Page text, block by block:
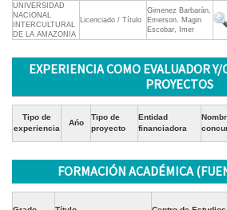
UNIVERSIDAD
NACIONAL
INTERCULTURAL
DE LA AMAZONIA
Licenciado / Título
Gimenez Barbaràn,
Emerson. Magin
Escobar, Imer
EXPERIENCIA COMO EVALUADOR
PROYECTOS
Tipo de
experiencia
Ańo
Tipo de
proyecto
Entidad
financiadora
FORMACIÓN ACADÉMICA